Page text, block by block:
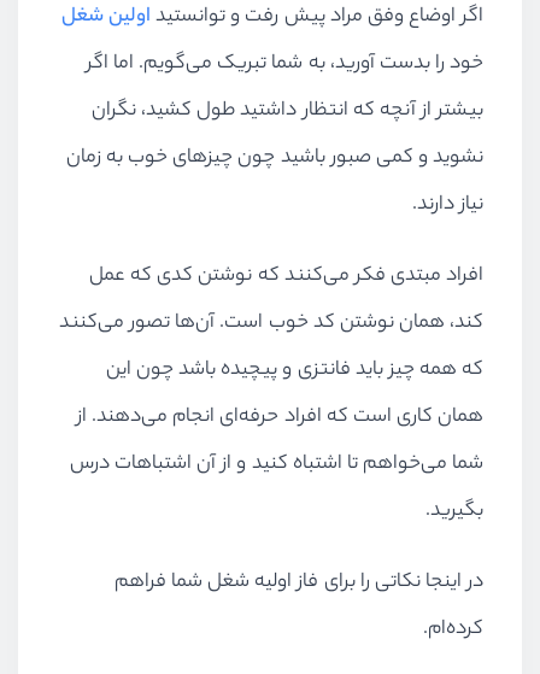
اگر اوضاع وفق مراد پیش رفت و توانستیداولین شغل
خود را بدست آورید، به شما تبریک می‌گویم. اما اگر
بیشتر از آنچه که انتظار داشتید طول کشید، نگران
نشوید و کمی صبور باشید چون چیزهای خوب به زمان
نیاز دارند.
افراد مبتدی فکر می‌کنند که نوشتن کدی که عمل
کند، همان نوشتن کد خوب است. آن‌ها تصور می‌کنند
که همه چیز باید فانتزی و پیچیده باشد چون این
همان کاری است که افراد حرفه‌ای انجام می‌دهند. از
شما می‌خواهم تا اشتباه کنید و از آن اشتباهات درس
بگیرید.
در اینجا نکاتی را برای فاز اولیه شغل شما فراهم
کرده‌ام.